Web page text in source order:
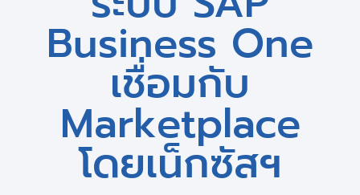
Business One
เชื่อมกับ
Marketplace
โดยเน็กซัสฯ